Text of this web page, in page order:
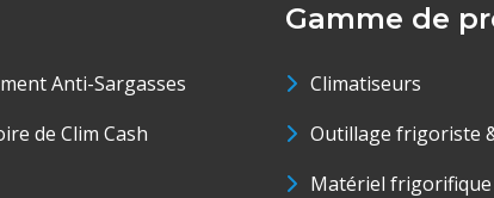
Anti-Sargasses
de Clim Cash
Gamme de
Climatiseurs
Outillage frigoriste
Matériel frigorifique